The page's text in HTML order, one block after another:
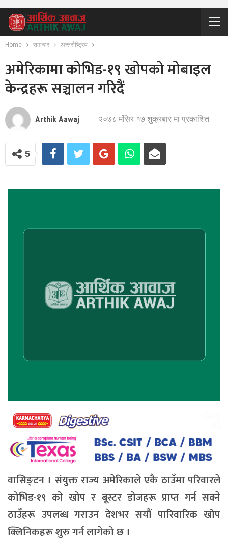
Home समाचार अन्तर्राष्ट्रिय
अमेरिकामा कोभिड-१९ खोपको मोबाइल
केन्द्रहरू सञ्चालन गरिदैं
Arthik Aawaj २०७८ मंसिर १७ शुक्रबार मा प्रकाशित
5
वासिङ्टन । संयुक्त राज्य अमेरिकाले एकै ठाउँमा परिवारले
कोभिड-१९ को खोप र बूस्टर डोजहरू प्राप्त गर्न सक्ने
ठाउँहरू उपलब्ध गराउन देशभर सयौं पारिवारिक खोप
क्लिनिकहरू शुरु गर्न लागेको छ ।